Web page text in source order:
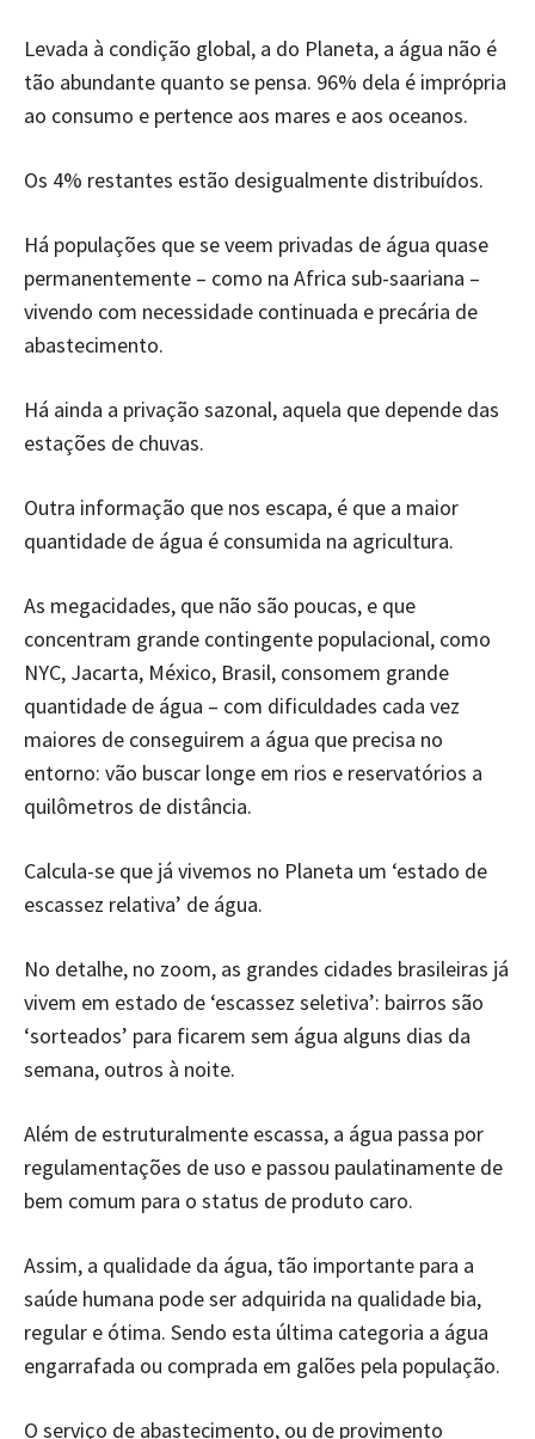
Levada à condição global, a do Planeta, a água não é
tão abundante quanto se pensa. 96% dela é imprópria
ao consumo e pertence aos mares e aos oceanos.
Os 4% restantes estão desigualmente distribuídos.
Há populações que se veem privadas de água quase
permanentemente – como na Africa sub-saariana –
vivendo com necessidade continuada e precária de
abastecimento.
Há ainda a privação sazonal, aquela que depende das
estações de chuvas.
Outra informação que nos escapa, é que a maior
quantidade de água é consumida na agricultura.
As megacidades, que não são poucas, e que
concentram grande contingente populacional, como
NYC, Jacarta, México, Brasil, consomem grande
quantidade de água – com dificuldades cada vez
maiores de conseguirem a água que precisa no
entorno: vão buscar longe em rios e reservatórios a
quilômetros de distância.
Calcula-se que já vivemos no Planeta um ‘estado de
escassez relativa’ de água.
No detalhe, no zoom, as grandes cidades brasileiras já
vivem em estado de ‘escassez seletiva’: bairros são
‘sorteados’ para ficarem sem água alguns dias da
semana, outros à noite.
Além de estruturalmente escassa, a água passa por
regulamentações de uso e passou paulatinamente de
bem comum para o status de produto caro.
Assim, a qualidade da água, tão importante para a
saúde humana pode ser adquirida na qualidade bia,
regular e ótima. Sendo esta última categoria a água
engarrafada ou comprada em galões pela população.
O serviço de abastecimento, ou de provimento